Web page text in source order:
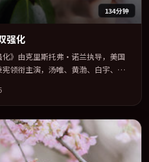
134分钟
强化
》由克里斯托弗·诺兰执导，美国
领衔主演，汤唯、黄渤、白宇、菊
叙事、表演与视听上力求统一。定
流平台同步亮相，2024 年度话题片
人物弧光的观众完整观看。